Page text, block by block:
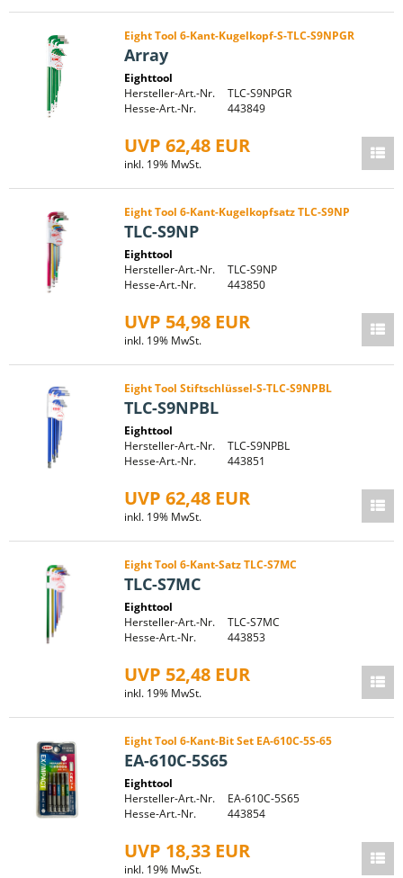
Eight Tool 6-Kant-Kugelkopf-S-TLC-S9NPGR
Array
Eighttool
Hersteller-Art.-Nr.
TLC-S9NPGR
Hesse-Art.-Nr.
443849
UVP 62,48 EUR
inkl. 19% MwSt.
Eight Tool 6-Kant-Kugelkopfsatz TLC-S9NP
TLC-S9NP
Eighttool
Hersteller-Art.-Nr.
TLC-S9NP
Hesse-Art.-Nr.
443850
UVP 54,98 EUR
inkl. 19% MwSt.
Eight Tool Stiftschlüssel-S-TLC-S9NPBL
TLC-S9NPBL
Eighttool
Hersteller-Art.-Nr.
TLC-S9NPBL
Hesse-Art.-Nr.
443851
UVP 62,48 EUR
inkl. 19% MwSt.
Eight Tool 6-Kant-Satz TLC-S7MC
TLC-S7MC
Eighttool
Hersteller-Art.-Nr.
TLC-S7MC
Hesse-Art.-Nr.
443853
UVP 52,48 EUR
inkl. 19% MwSt.
Eight Tool 6-Kant-Bit Set EA-610C-5S-65
EA-610C-5S65
Eighttool
Hersteller-Art.-Nr.
EA-610C-5S65
Hesse-Art.-Nr.
443854
UVP 18,33 EUR
inkl. 19% MwSt.